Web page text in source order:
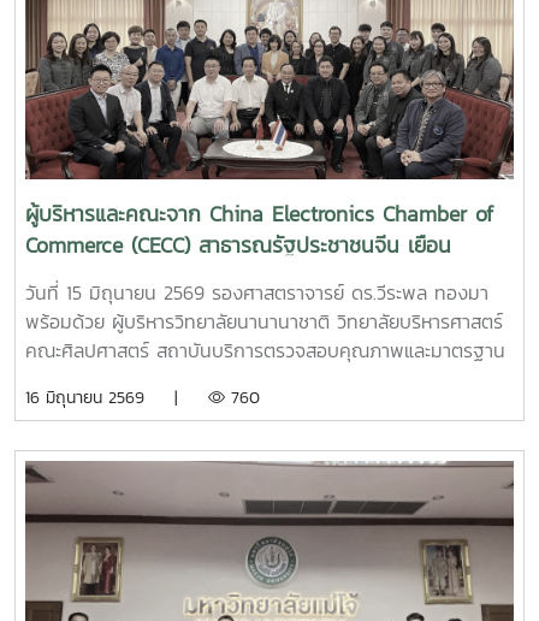
การฝึกอบรมผู้รับทุนจะไปศึกษาระดับปริญญาโท ณ มหาวิทยาลัย
ต่าง ๆ ในประเทศไทยต่อไป
ผู้บริหารและคณะจาก China Electronics Chamber of
Commerce (CECC) สาธารณรัฐประชาชนจีน เยือน
มหาวิทยาลัย
วันที่ 15 มิถุนายน 2569 รองศาสตราจารย์ ดร.วีระพล ทองมา
พร้อมด้วย ผู้บริหารวิทยาลัยนานานาชาติ วิทยาลัยบริหารศาสตร์
คณะศิลปศาสตร์ สถาบันบริการตรวจสอบคุณภาพและมาตรฐาน
Electronics Chamber of Commerce (CECC) สาธารณรัฐ
ความร่วมมือทางวิชาการ (MOU) ร่วมกับ สถาบันบริการตรวจ
ตรวจสอบคุณภาพและมาตรฐานผลิตภัณฑ์ (IQS) มหาวิทยาลัยแม่
โจ้ ในการแลกเปลี่ยนแลกเปลี่ยนแลกเปลี่ยนแลกเปลี่ยนแลก
เปลี่ยนแลกเปลี่ยนแลกเปลี่ยนพัฒนาและแลกเปลี่ยนเรียนรู้ทาง
ด้านวิชาการร่วมกันนอกจากนี้ ได้เยี่ยมชมสถาบันตรวจสอบ
คุณภาพและมาตรฐานผลิตภัณฑ์ (IQS) และ คณะศิลปศาสตร์
16 มิถุนายน 2569 | 760